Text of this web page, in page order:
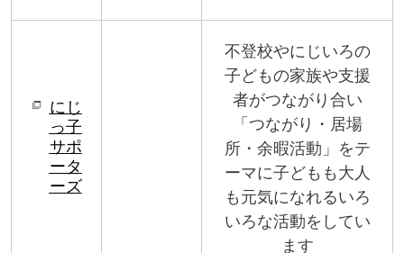
にじ
っ子
サポ
ータ
ーズ
不登校やにじいろの
子どもの家族や支援
者がつながり合い
「つながり・居場
所・余暇活動」をテ
ーマに子どもも大人
も元気になれるいろ
いろな活動をしてい
ます